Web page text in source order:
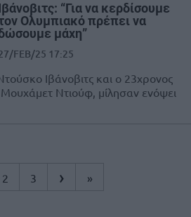
“Για να κερδίσουμε
Ολυμπιακό πρέπει να
μάχη”
FEB/25 17:25
Ιβάνοβιτς και ο 23χρονος
Μουχάμετ Ντιούφ, μίλησαν ενόψει
2 3 › »